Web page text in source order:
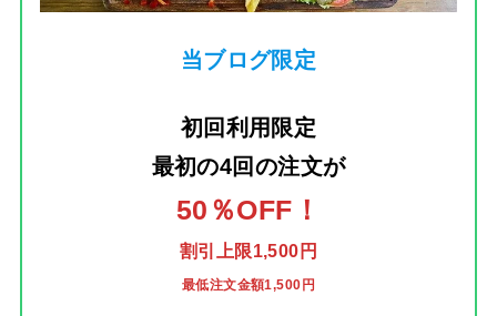
当ブログ限定
初回利用限定
最初の4回の注文が
50％OFF！
割引上限1,500円
最低注文金額1,500円